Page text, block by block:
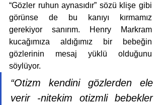
“Gözler ruhun aynasıdır” sözü klişe gibi
görünse de bu kanıyı kırmamız
gerekiyor sanırım. Henry Markram
kucağımıza aldığımız bir bebeğin
gözlerinin mesaj yüklü olduğunu
söylüyor.
“Otizm kendini gözlerden ele
verir -nitekim otizmli bebekler